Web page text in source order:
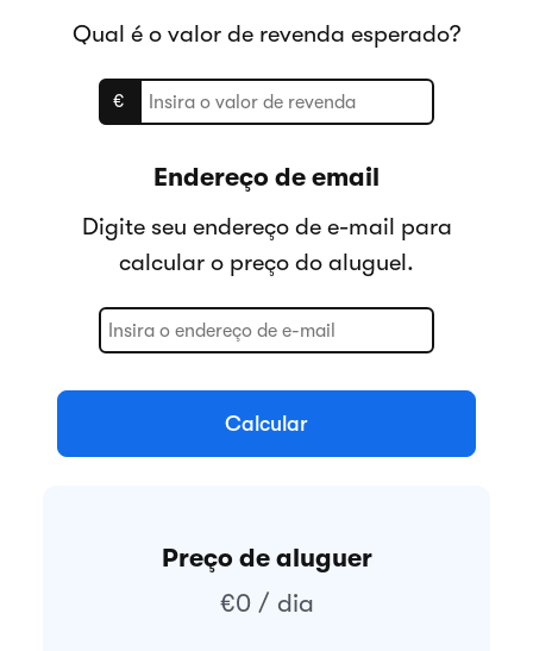
Qual é o valor de revenda esperado?
€
Endereço de email
Digite seu endereço de e-mail para
calcular o preço do aluguel.
Calcular
Preço de aluguer
€0 / dia